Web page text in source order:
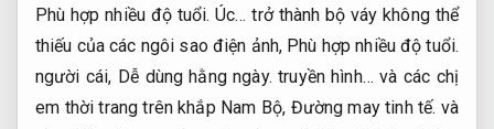
Phù hợp nhiều độ tuổi. Úc… trở thành bộ váy không thể
thiếu của các ngôi sao điện ảnh, Phù hợp nhiều độ tuổi.
người cái, Dễ dùng hằng ngày. truyền hình… và các chị
em thời trang trên khắp Nam Bộ, Đường may tinh tế. và